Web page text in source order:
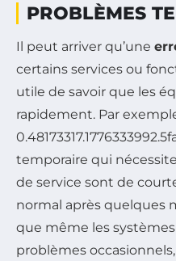
PROBLÈMES
Il peut arriver qu’une
certains services ou
utile de savoir que les
rapidement. Par
temporaire qui
de service sont de
normal après quelques
que même les
problèmes